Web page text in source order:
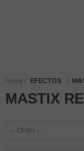
Home EFECTOS
MASTIX